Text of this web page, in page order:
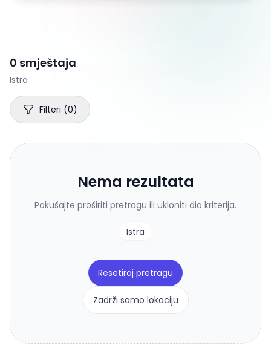
0 smještaja
Istra
Filteri (0)
Nema rezultata
Pokušajte proširiti pretragu ili ukloniti dio kriterija.
Istra
Resetiraj pretragu
Zadrži samo lokaciju